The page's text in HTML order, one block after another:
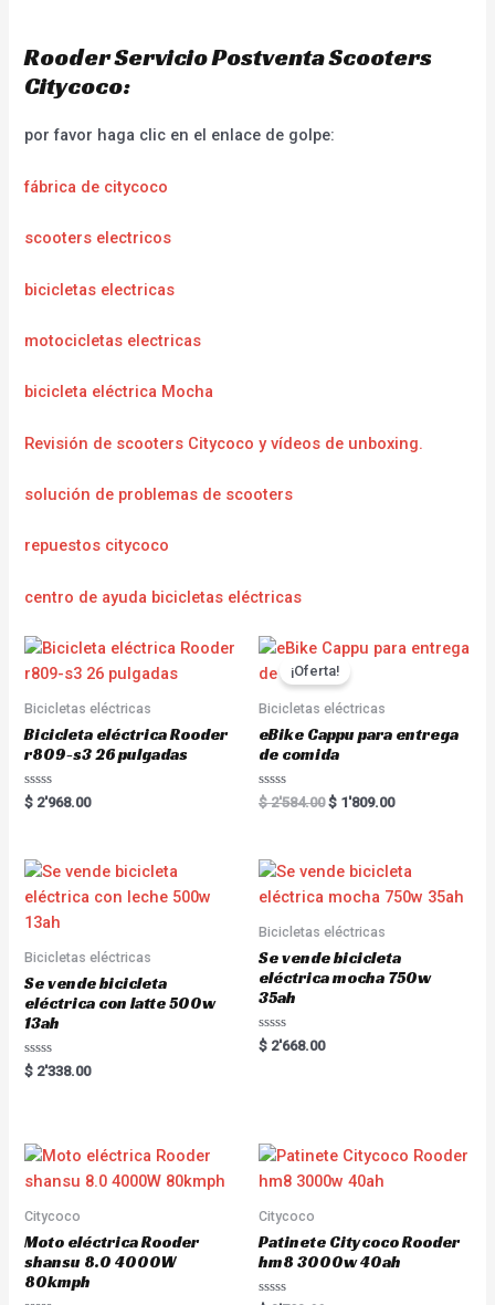
Rooder Servicio Postventa Scooters
Citycoco:
por favor haga clic en el enlace de golpe:
fábrica de citycoco
scooters electricos
bicicletas electricas
motocicletas electricas
bicicleta eléctrica Mocha
Revisión de scooters Citycoco y vídeos de unboxing.
solución de problemas de scooters
repuestos citycoco
centro de ayuda bicicletas eléctricas
Bicicletas eléctricas
Bicicleta eléctrica Rooder
r809-s3 26 pulgadas
R
a
0
o
u
t
o
f
$ 2'968.00
¡Oferta!
Bicicletas eléctricas
eBike Cappu para entrega
de comida
R
a
0
o
u
t
f
$2'584.00 $ 1'809.00
Bicicletas eléctricas
Se vende bicicleta
eléctrica con latte 500w
13ah
R
a
o
u
o
5
$ 2'338.00
Bicicletas eléctricas
Se vende bicicleta
eléctrica mocha 750w
35ah
R
a
t
o
f
5
$ 2'668.00
Citycoco
Moto eléctrica Rooder
shansu 8.0 4000W
80kmph
Citycoco
Patinete Citycoco Rooder
hm8 3000w 40ah